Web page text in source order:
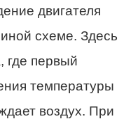
двигателя
схеме. Здесь
где первый
температуры
воздух. При